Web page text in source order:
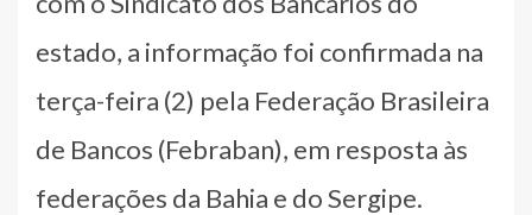
estado, a informação foi confirmada na
terça-feira (2) pela Federação Brasileira
de Bancos (Febraban), em resposta às
federações da Bahia e do Sergipe.